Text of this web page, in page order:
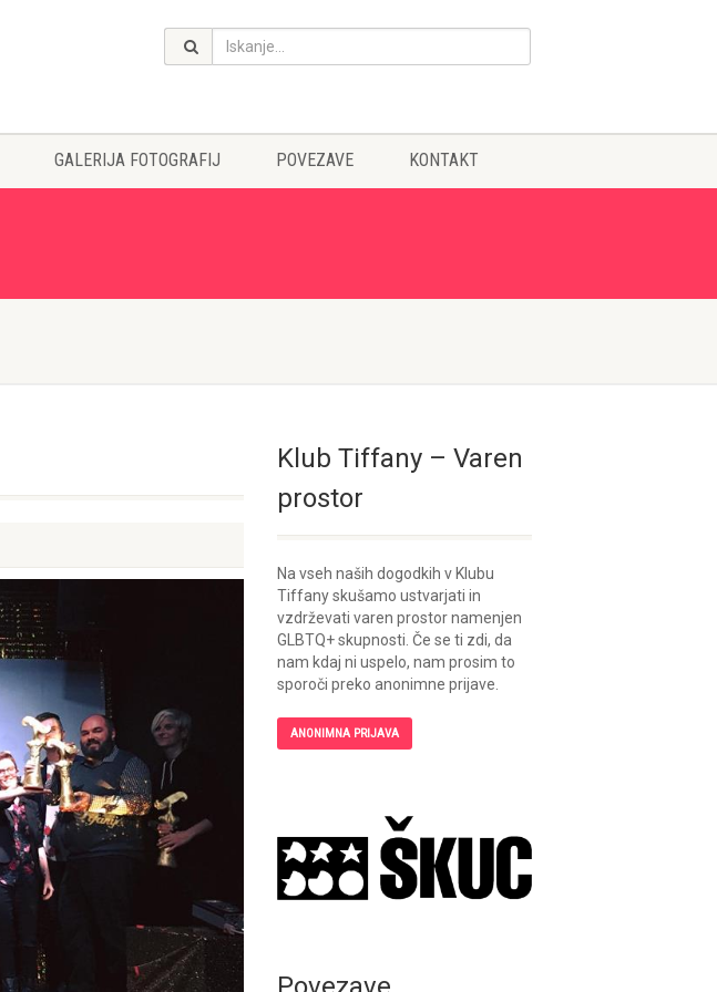
GALERIJA FOTOGRAFIJ POVEZAVE KONTAKT
Klub Tiffany – Varen
prostor
Na vseh naših dogodkih v Klubu
Tiffany skušamo ustvarjati in
vzdrževati varen prostor namenjen
GLBTQ+ skupnosti. Če se ti zdi, da
nam kdaj ni uspelo, nam prosim to
sporoči preko anonimne prijave.
ANONIMNA PRIJAVA